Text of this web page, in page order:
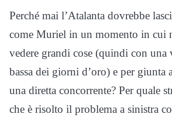
Perché mai l’Atalanta dovrebbe
come Muriel in un momento in cui
vedere grandi cose (quindi con una
bassa dei giorni d’oro) e per giunta
una diretta concorrente? Per quale
che è risolto il problema a sinistra